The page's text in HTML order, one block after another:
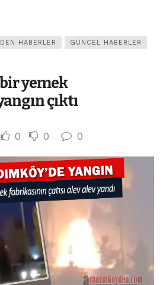
HABERLER GÜNCEL HABERLER
yemek
çıktı
0 0 0